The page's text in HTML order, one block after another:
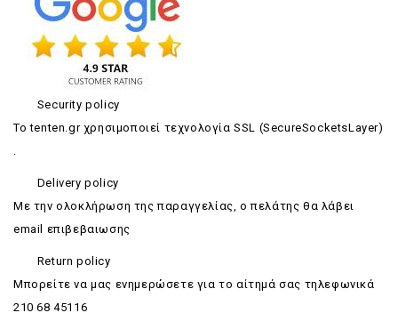
Security policy
Το tenten.gr χρησιμοποιεί τεχνολογία SSL (SecureSocketsLayer)
.
Delivery policy
Με την ολοκλήρωση της παραγγελίας, ο πελάτης θα λάβει
email επιβεβαιωσης
Return policy
Mπορείτε να μας ενημερώσετε για το αίτημά σας τηλεφωνικά
210 68 45116